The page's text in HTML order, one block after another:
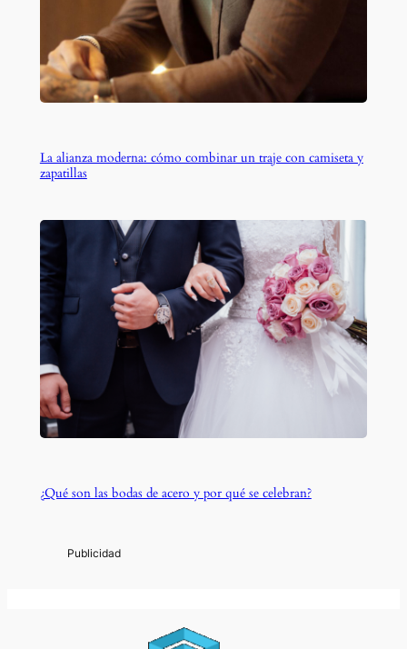
La alianza moderna: cómo combinar un traje con camiseta y
zapatillas
¿Qué son las bodas de acero y por qué se celebran?